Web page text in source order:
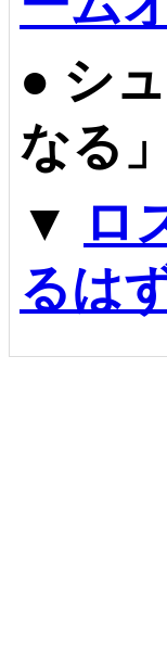
● シ
なる
▼ ロ
るは